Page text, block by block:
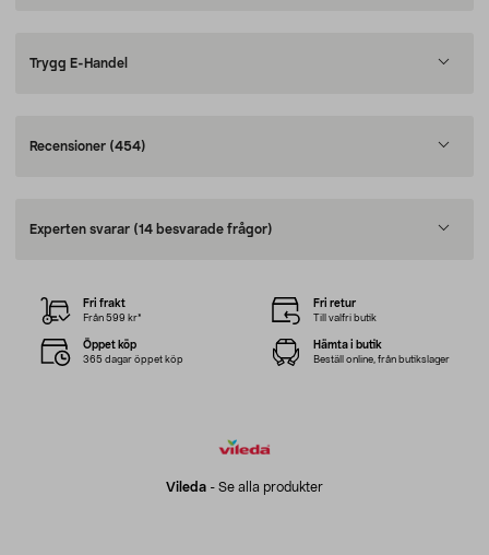
Trygg E-Handel
Recensioner (454)
Experten svarar (14 besvarade frågor)
Vileda - Se alla produkter
Fri frakt
Från 599 kr*
Fri retur
Till valfri butik
Öppet köp
365 dagar öppet köp
Hämta i butik
Beställ online, från butikslager